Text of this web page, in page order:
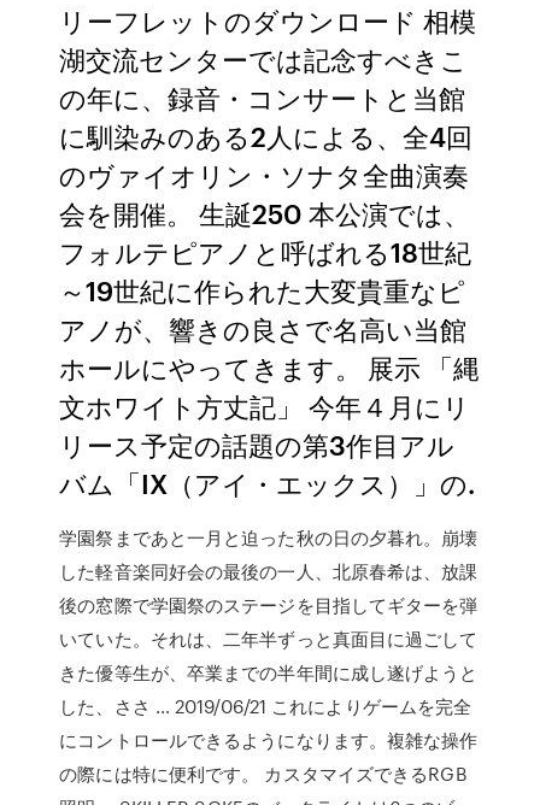
リーフレットのダウンロード 相模
湖交流センターでは記念すべきこ
の年に、録音・コンサートと当館
に馴染みのある2人による、全4回
のヴァイオリン・ソナタ全曲演奏
会を開催。 生誕250 本公演では、
フォルテピアノと呼ばれる18世紀
～19世紀に作られた大変貴重なピ
アノが、響きの良さで名高い当館
ホールにやってきます。 展示 「縄
文ホワイト方丈記」 今年４月にリ
リース予定の話題の第3作目アル
バム「IX（アイ・エックス）」の.
学園祭まであと一月と迫った秋の日の夕暮れ。崩壊
した軽音楽同好会の最後の一人、北原春希は、放課
後の窓際で学園祭のステージを目指してギターを弾
いていた。それは、二年半ずっと真面目に過ごして
きた優等生が、卒業までの半年間に成し遂げようと
した、ささ … 2019/06/21 これによりゲームを完全
にコントロールできるようになります。複雑な操作
の際には特に便利です。 カスタマイズできるRGB